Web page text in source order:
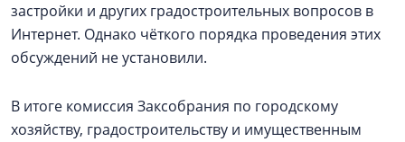
застройки и других градостроительных вопросов в
Интернет. Однако чёткого порядка проведения этих
обсуждений не установили.
В итоге комиссия Заксобрания по городскому
хозяйству, градостроительству и имущественным